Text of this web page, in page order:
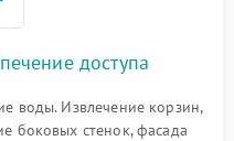
доступа
воды. Извлечение корзин,
боковых стенок, фасада